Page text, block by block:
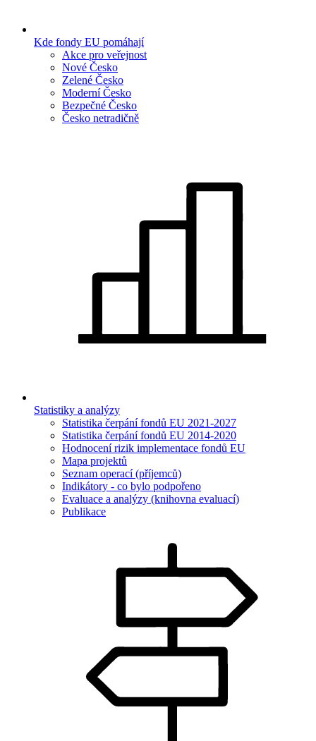
Kde fondy EU pomáhají
Akce pro veřejnost
Nové Česko
Zelené Česko
Moderní Česko
Bezpečné Česko
Česko netradičně
Statistiky a analýzy
Statistika čerpání fondů EU 2021-2027
Statistika čerpání fondů EU 2014-2020
Hodnocení rizik implementace fondů EU
Mapa projektů
Seznam operací (příjemců)
Indikátory - co bylo podpořeno
Evaluace a analýzy (knihovna evaluací)
Publikace